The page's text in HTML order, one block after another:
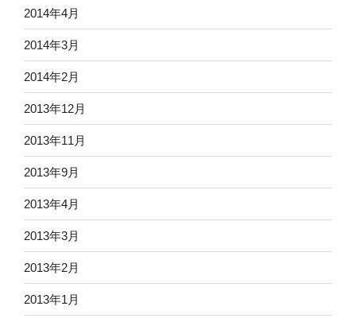
2014年4月
2014年3月
2014年2月
2013年12月
2013年11月
2013年9月
2013年4月
2013年3月
2013年2月
2013年1月